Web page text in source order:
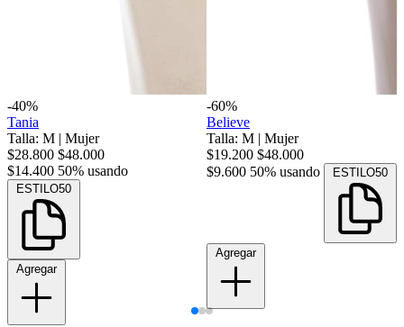
-40%
Tania
Talla: M | Mujer
$28.800 $48.000
$14.400 50% usando
ESTILO50
Agregar
-60%
Believe
Talla: M | Mujer
$19.200 $48.000
$9.600 50% usando ESTILO50
Agregar